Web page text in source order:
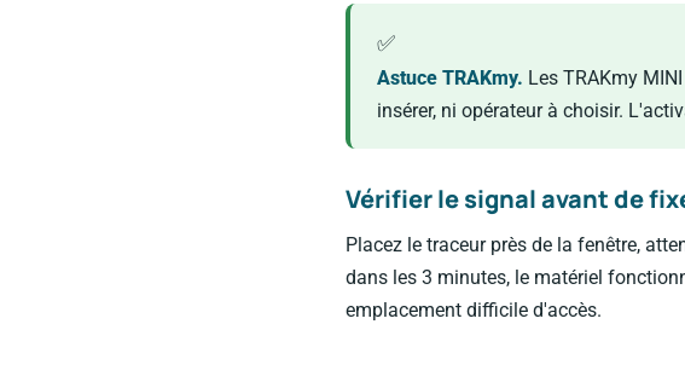
Astuce TRAKmy. Les TRAKmy
insérer, ni opérateur à choisir.
Vérifier le signal avant de
Placez le traceur près de la fenêtre,
dans les 3 minutes, le matériel
emplacement difficile d'accès.